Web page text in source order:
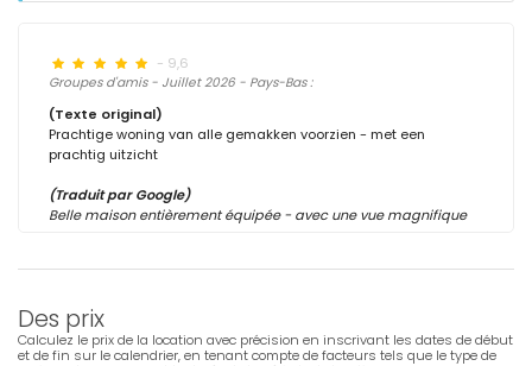
- 9,6
Groupes d'amis - Juillet 2026 - Pays-Bas :
(Texte original)
Prachtige woning van alle gemakken voorzien - met een
prachtig uitzicht
(Traduit par Google)
Belle maison entièrement équipée - avec une vue magnifique
Des prix
Calculez le prix de la location avec précision en inscrivant les dates de début
et de fin sur le calendrier, en tenant compte de facteurs tels que le type de